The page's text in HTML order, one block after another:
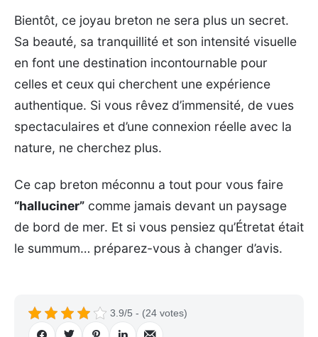
Bientôt, ce joyau breton ne sera plus un secret.
Sa beauté, sa tranquillité et son intensité visuelle
en font une destination incontournable pour
celles et ceux qui cherchent une expérience
authentique. Si vous rêvez d’immensité, de vues
spectaculaires et d’une connexion réelle avec la
nature, ne cherchez plus.
Ce cap breton méconnu a tout pour vous faire
“halluciner” comme jamais devant un paysage
de bord de mer. Et si vous pensiez qu’Étretat était
le summum… préparez-vous à changer d’avis.
3.9/5 - (24 votes)